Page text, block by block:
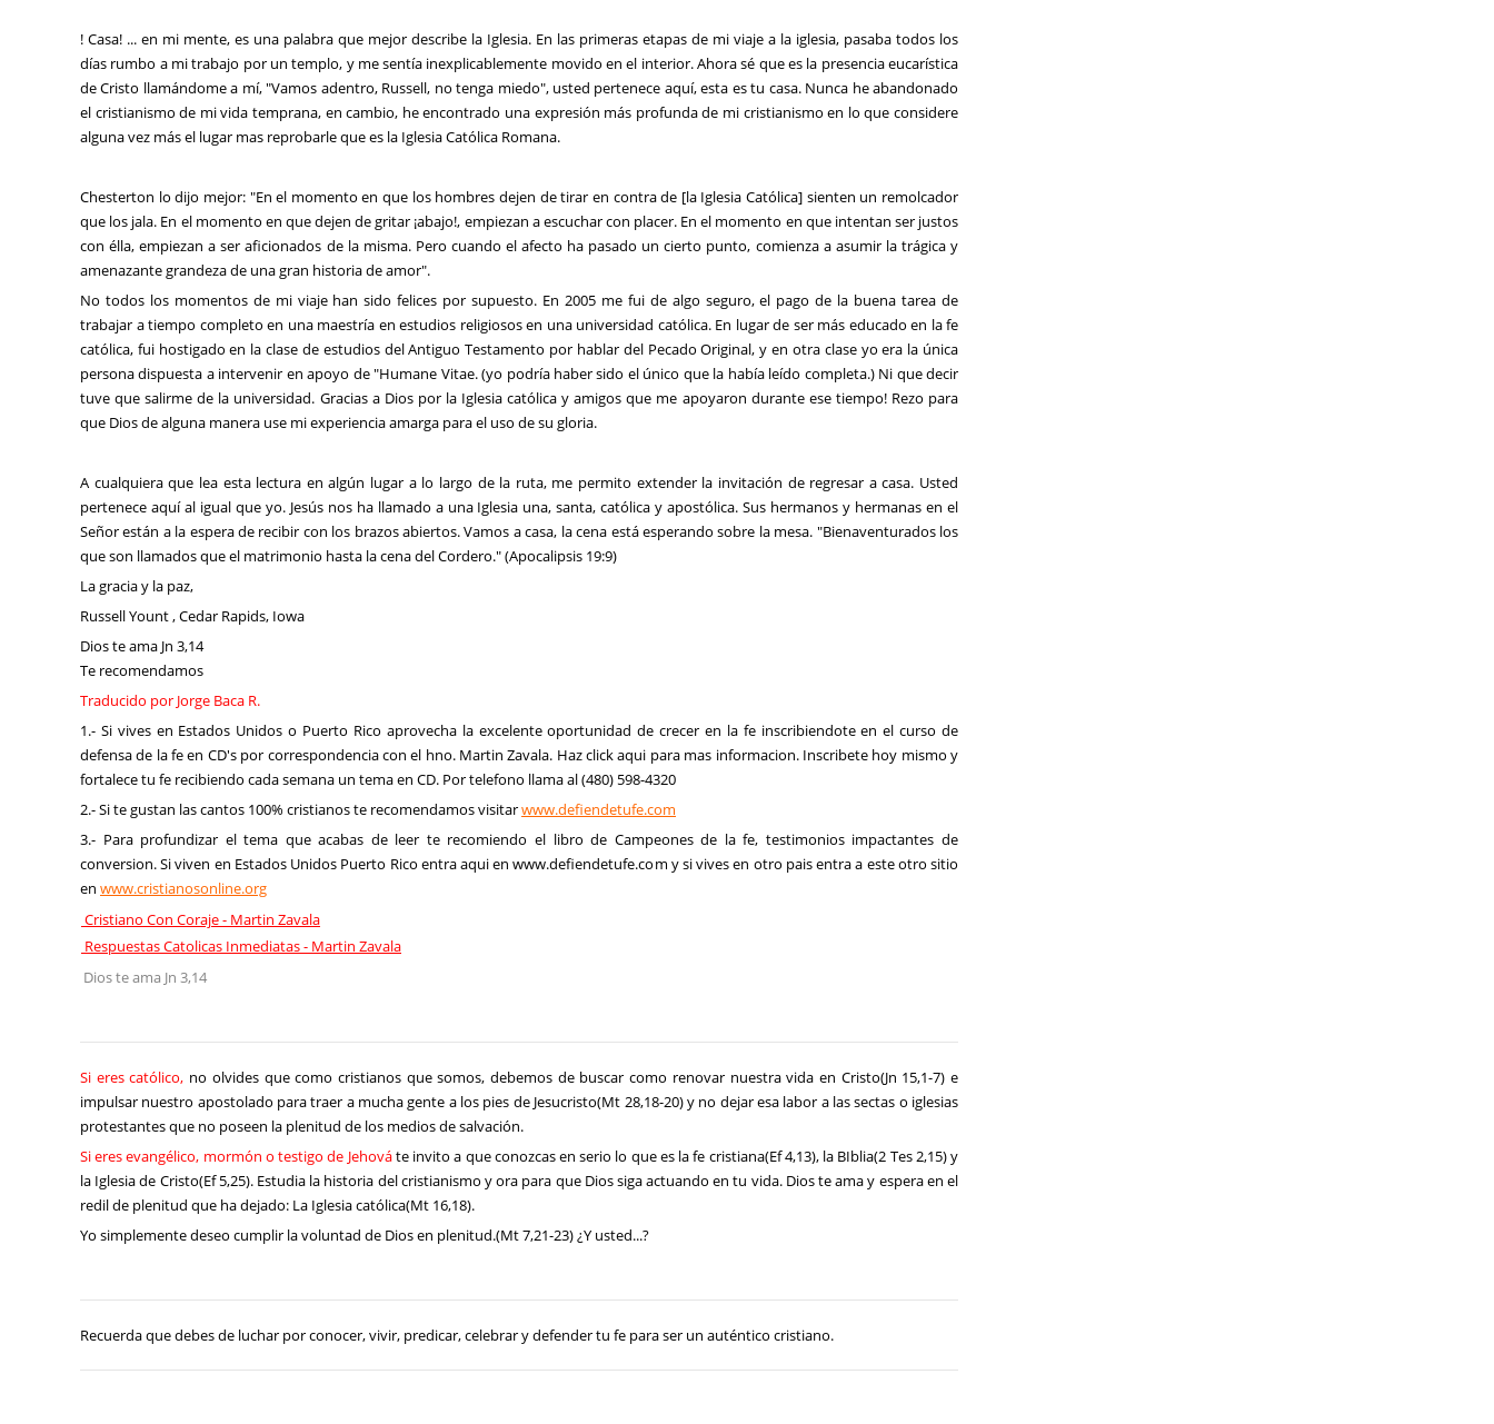
! Casa! ... en mi mente, es una palabra que mejor describe la Iglesia. En las primeras etapas de mi viaje a la iglesia, pasaba todos los
días rumbo a mi trabajo por un templo, y me sentía inexplicablemente movido en el interior. Ahora sé que es la presencia eucarística
de Cristo llamándome a mí, "Vamos adentro, Russell, no tenga miedo", usted pertenece aquí, esta es tu casa. Nunca he abandonado
el cristianismo de mi vida temprana, en cambio, he encontrado una expresión más profunda de mi cristianismo en lo que considere
alguna vez más el lugar mas reprobarle que es la Iglesia Católica Romana.
Chesterton lo dijo mejor: "En el momento en que los hombres dejen de tirar en contra de [la Iglesia Católica] sienten un remolcador
que los jala. En el momento en que dejen de gritar ¡abajo!, empiezan a escuchar con placer. En el momento en que intentan ser justos
con élla, empiezan a ser aficionados de la misma. Pero cuando el afecto ha pasado un cierto punto, comienza a asumir la trágica y
amenazante grandeza de una gran historia de amor".
No todos los momentos de mi viaje han sido felices por supuesto. En 2005 me fui de algo seguro, el pago de la buena tarea de
trabajar a tiempo completo en una maestría en estudios religiosos en una universidad católica. En lugar de ser más educado en la fe
católica, fui hostigado en la clase de estudios del Antiguo Testamento por hablar del Pecado Original, y en otra clase yo era la única
persona dispuesta a intervenir en apoyo de "Humane Vitae. (yo podría haber sido el único que la había leído completa.) Ni que decir
tuve que salirme de la universidad. Gracias a Dios por la Iglesia católica y amigos que me apoyaron durante ese tiempo! Rezo para
que Dios de alguna manera use mi experiencia amarga para el uso de su gloria.
A cualquiera que lea esta lectura en algún lugar a lo largo de la ruta, me permito extender la invitación de regresar a casa. Usted
pertenece aquí al igual que yo. Jesús nos ha llamado a una Iglesia una, santa, católica y apostólica. Sus hermanos y hermanas en el
Señor están a la espera de recibir con los brazos abiertos. Vamos a casa, la cena está esperando sobre la mesa. "Bienaventurados los
que son llamados que el matrimonio hasta la cena del Cordero." (Apocalipsis 19:9)
La gracia y la paz,
Russell Yount , Cedar Rapids, Iowa
Dios te ama Jn 3,14
Te recomendamos
Traducido por Jorge Baca R.
1.- Si vives en Estados Unidos o Puerto Rico aprovecha la excelente oportunidad de crecer en la fe inscribiendote en el curso de
defensa de la fe en CD's por correspondencia con el hno. Martin Zavala. Haz click aqui para mas informacion. Inscribete hoy mismo y
fortalece tu fe recibiendo cada semana un tema en CD. Por telefono llama al (480) 598-4320
2.- Si te gustan las cantos 100% cristianos te recomendamos visitarwww.defiendetufe.com
3.- Para profundizar el tema que acabas de leer te recomiendo el libro de Campeones de la fe, testimonios impactantes de
conversion. Si viven en Estados Unidos Puerto Rico entra aqui en www.defiendetufe.com y si vives en otro pais entra a este otro sitio
en www.cristianosonline.org
Cristiano Con Coraje - Martin Zavala
Respuestas Catolicas Inmediatas - Martin Zavala
Dios te ama Jn 3,14
Si eres católico, no olvides que como cristianos que somos, debemos de buscar como renovar nuestra vida en Cristo(Jn 15,1-7) e
impulsar nuestro apostolado para traer a mucha gente a los pies de Jesucristo(Mt 28,18-20) y no dejar esa labor a las sectas o iglesias
protestantes que no poseen la plenitud de los medios de salvación.
Si eres evangélico, mormón o testigo de Jehováte invito a que conozcas en serio lo que es la fe cristiana(Ef 4,13), la BIblia(2 Tes 2,15) y
la Iglesia de Cristo(Ef 5,25). Estudia la historia del cristianismo y ora para que Dios siga actuando en tu vida. Dios te ama y espera en el
redil de plenitud que ha dejado: La Iglesia católica(Mt 16,18).
Yo simplemente deseo cumplir la voluntad de Dios en plenitud.(Mt 7,21-23) ¿Y usted...?
Recuerda que debes de luchar por conocer, vivir, predicar, celebrar y defender tu fe para ser un auténtico cristiano.